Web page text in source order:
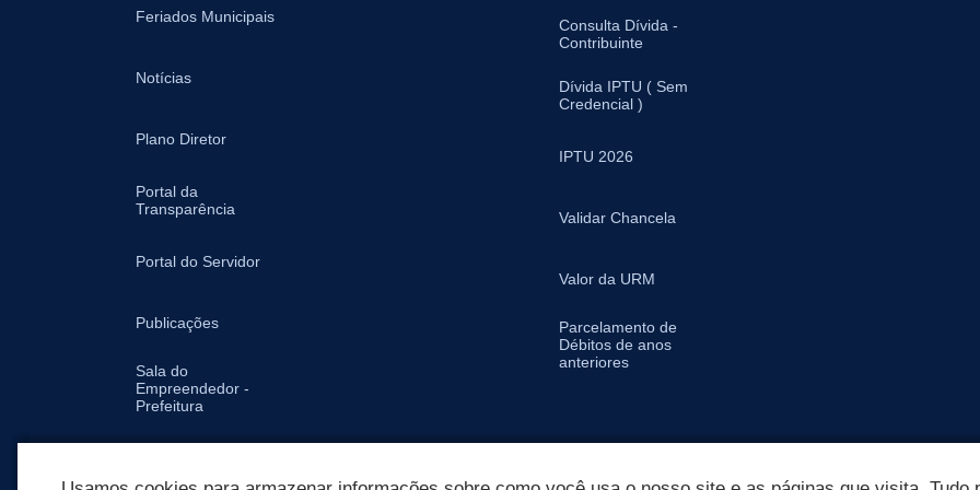
Feriados Municipais
Notícias
Plano Diretor
Portal da
Transparência
Portal do Servidor
Publicações
Sala do
Empreendedor -
Prefeitura
Consulta Dívida -
Contribuinte
Dívida IPTU ( Sem
Credencial )
IPTU 2026
Validar Chancela
Valor da URM
Parcelamento de
Débitos de anos
anteriores